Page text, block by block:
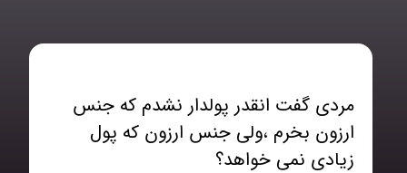
مردی گفت انقدر پولدار نشدم که جنس
ارزون بخرم ،ولی جنس ارزون که پول
زیادی نمی خواهد؟